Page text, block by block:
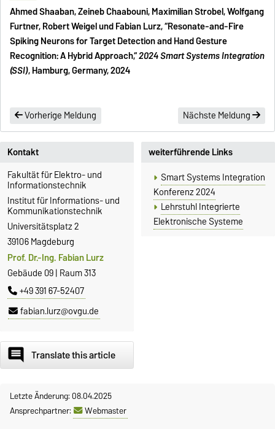
Ahmed Shaaban, Zeineb Chaabouni, Maximilian Strobel, Wolfgang
Furtner, Robert Weigel und Fabian Lurz, “Resonate-and-Fire
Spiking Neurons for Target Detection and Hand Gesture
Recognition: A Hybrid Approach,“2024 Smart Systems Integration
(SSI), Hamburg, Germany, 2024
Vorherige Meldung Nächste Meldung
Kontakt
Fakultät für Elektro- und
Informationstechnik
Institut für Informations- und
Kommunikationstechnik
Universitätsplatz 2
39106 Magdeburg
Prof. Dr.-Ing. Fabian Lurz
Gebäude 09 | Raum 313
+49 391 67-52407
fabian.lurz@ovgu.de
weiterführende Links
Smart Systems Integration
Konferenz 2024
Lehrstuhl Integrierte
Elektronische Systeme
comment Translate this article
Letzte Änderung: 08.04.2025
Ansprechpartner:
Webmaster